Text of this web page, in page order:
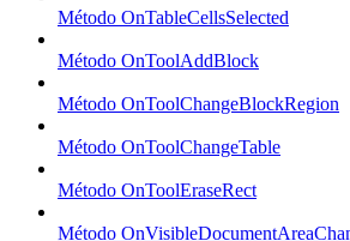
Método OnTableCellsSelected
Método OnToolAddBlock
Método OnToolChangeBlockRegion
Método OnToolChangeTable
Método OnToolEraseRect
Método